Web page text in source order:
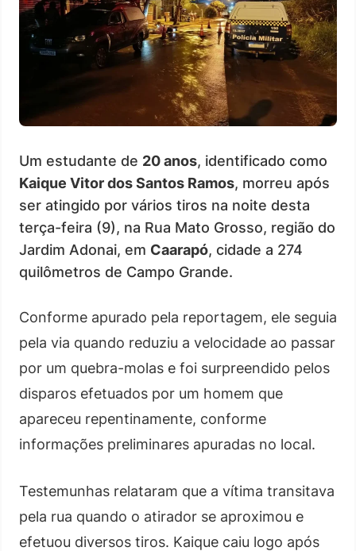
Um estudante de 20 anos, identificado como
Kaique Vitor dos Santos Ramos, morreu após
ser atingido por vários tiros na noite desta
terça-feira (9), na Rua Mato Grosso, região do
Jardim Adonai, em Caarapó, cidade a 274
quilômetros de Campo Grande.
Conforme apurado pela reportagem, ele seguia
pela via quando reduziu a velocidade ao passar
por um quebra-molas e foi surpreendido pelos
disparos efetuados por um homem que
apareceu repentinamente, conforme
informações preliminares apuradas no local.
Testemunhas relataram que a vítima transitava
pela rua quando o atirador se aproximou e
efetuou diversos tiros. Kaique caiu logo após